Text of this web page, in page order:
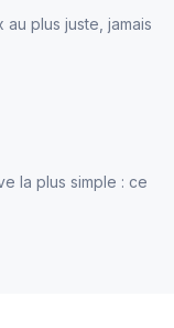
plus juste, jamais
la plus simple : ce